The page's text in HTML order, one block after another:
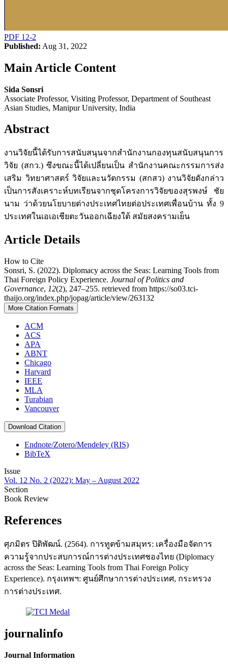
PDF 12-2
Published: Aug 31, 2022
Main Article Content
Sida Sonsri
Associate Professor, Visiting Professor, Department of Southeast
Asian Studies, Manipur University, India
Abstract
งานวิจัยนี้ได้รับการสนับสนุนจากสำนักงานกองทุนสนับสนุนการ
วิจัย (สกว.) ซึงขณะนี้ได้เปลี่ยนเป็น สำนักงานคณะกรรมการส่ง
เสริม วิทยาศาสตร์ วิจัยและนวัตกรรม (สกสว) งานวิจัยดังกล่าว
เป็นการสังเคราะห์บทเรียนจากชุดโครงการวิจัยของสุรพงษ์ ชัย
นาม ว่าด้วยนโยบายต่างประเทศไทยต่อประเทศเพื่อนบ้าน ทั้ง 9
ประเทศในเอเอเชียตะวันออกเฉียงใต้ สมัยสงครามเย็น
Article Details
How to Cite
Sonsri, S. (2022). Diplomacy across the Seas: Learning Tools from
Thai Foreign Policy Experience. Journal of Politics and
Governance, 12(2), 247–255. retrieved from https://so03.tci-
thaijo.org/index.php/jopag/article/view/263132
More Citation Formats
ACM
ACS
APA
ABNT
Chicago
Harvard
IEEE
MLA
Turabian
Vancouver
Download Citation
Endnote/Zotero/Mendeley (RIS)
BibTeX
Issue
Vol. 12 No. 2 (2022): May – August 2022
Section
Book Review
References
ศุภมิตร ปิติพัฒน์. (2564). การทูตข้ามสมุทร: เครื่องมือจัดการ
ความรู้จากประสบการณ์การต่างประเทศชองไทย (Diplomacy
across the Seas: Learning Tools from Thai Foreign Policy
Experience). กรุงเทพฯ: ศูนย์ศึกษาการต่างประเทศ, กระทรวง
การต่างประเทศ.
journalinfo
Journal Information